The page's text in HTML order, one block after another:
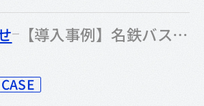
のなかの 【導入事例】名鉄バス｜交番表作成業務へのAI活用事例を公開
テゴリー
CASE